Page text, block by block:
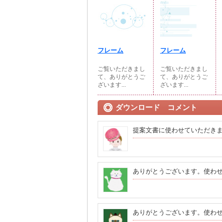
フレーム
ご覧いただきまし
て、ありがとうご
ざいます...
フレーム
ご覧いただきまし
て、ありがとうご
ざいます...
ダウンロード コメント
提案文書に使わせていただき
ありがとうございます。使わ
ありがとうございます。使わ